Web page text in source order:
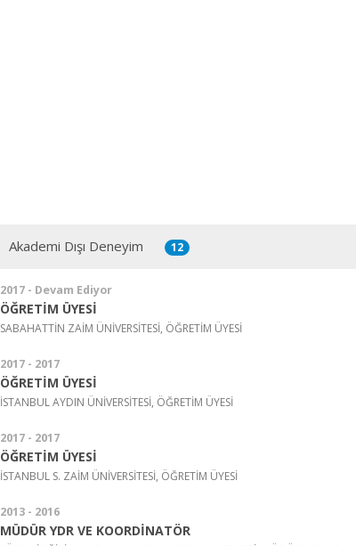
Akademi Dışı Deneyim 12
2017 - Devam Ediyor
ÖĞRETİM ÜYESİ
SABAHATTİN ZAİM ÜNİVERSİTESİ, ÖĞRETİM ÜYESİ
2017 - 2017
ÖĞRETİM ÜYESİ
İSTANBUL AYDIN ÜNİVERSİTESİ, ÖĞRETİM ÜYESİ
2017 - 2017
ÖĞRETİM ÜYESİ
İSTANBUL S. ZAİM ÜNİVERSİTESİ, ÖĞRETİM ÜYESİ
2013 - 2016
MÜDÜR YDR VE KOORDİNATÖR